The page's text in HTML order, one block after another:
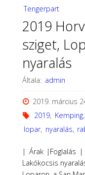
Tengerpart
2019
sziget,
nyaralás
Általa: admin
2019. március
2019, Kemping,
lopar, nyaralás,
| Árak |Foglalás
Lakókocsis